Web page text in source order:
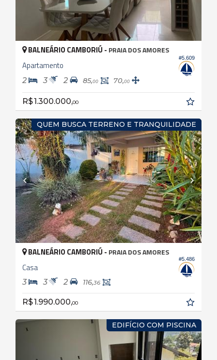
#5.609
BALNEÁRIO CAMBORIÚ - PRAIA DOS AMORES
Apartamento
2 3 2 85,00 70,00
R$ 1.300.000,00
QUEM BUSCA TERRENO E TRANQUILIDADE
#5.486
BALNEÁRIO CAMBORIÚ - PRAIA DOS AMORES
Casa
3 3 2 116,36
R$ 1.990.000,00
EDIFÍCIO COM PISCINA